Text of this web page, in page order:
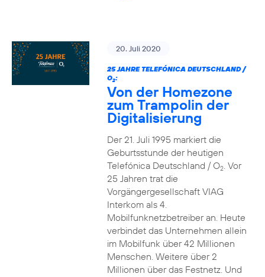
20. Juli 2020
25 JAHRE TELEFÓNICA DEUTSCHLAND /
O2:
Von der Homezone
zum Trampolin der
Digitalisierung
Der 21. Juli 1995 markiert die
Geburtsstunde der heutigen
Telefónica Deutschland / O2. Vor
25 Jahren trat die
Vorgängergesellschaft VIAG
Interkom als 4.
Mobilfunknetzbetreiber an. Heute
verbindet das Unternehmen allein
im Mobilfunk über 42 Millionen
Menschen. Weitere über 2
Millionen über das Festnetz. Und